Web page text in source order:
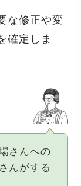
な修正や変
確定しま
さんへの
んがする